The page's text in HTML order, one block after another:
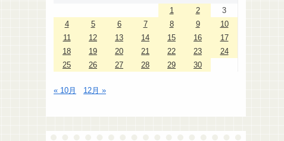
1
2
3
4
5 6 7 8 9
10
11
12 13 14 15 16
17
18
19 20 21 22 23
24
25
26 27 28 29 30
« 10月 12月 »